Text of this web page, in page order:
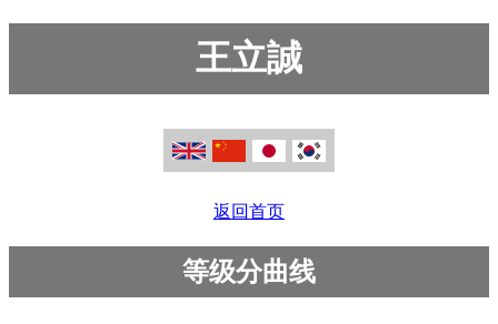
王立誠
返回首页
等级分曲线